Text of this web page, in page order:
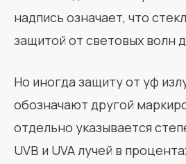
надпись означает, что
защитой от световых волн
Но иногда защиту от уф
обозначают другой
отдельно указывается
UVB и UVA лучей в